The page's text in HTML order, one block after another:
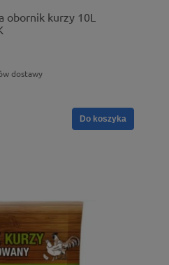
obornik kurzy 10L
dostawy
Do koszyka